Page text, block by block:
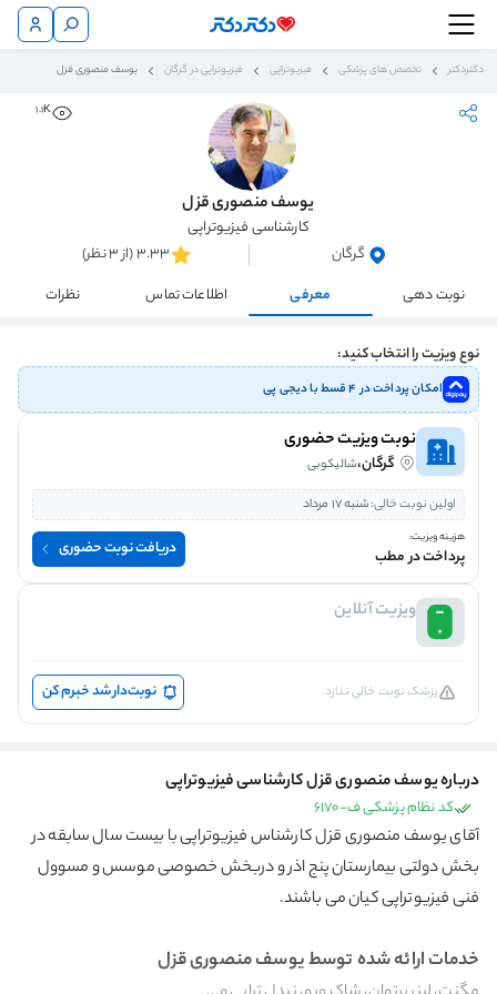
دکتردکتر تخصص های پزشکی فیزیوتراپی فیزیوتراپی در گرگان یوسف منصوری قزل
1.1K
یوسف منصوری قزل
کارشناسی فیزیوتراپی
گرگان
3.33 (از 3 نظر)
نوبت دهی
معرفی اطلاعات تماس نظرات
نوع ویزیت را انتخاب کنید:
امکان پرداخت در ۴ قسط با دیجی پی
نوبت ویزیت حضوری
گرگان،شالیکوبی
اولین نوبت خالی:شنبه 17 مرداد
هزینه ویزیت:
پرداخت در مطب دریافت نوبت حضوری
ویزیت آنلاین
پزشک نوبت خالی ندارد. نوبت‌دار شد خبرم کن
درباره یوسف منصوری قزل کارشناسی فیزیوتراپی
کد نظام پزشکی ف-6170
آقای یوسف منصوری قزل کارشناس فیزیوتراپی با بیست سال سابقه در
بخش دولتی بیمارستان پنج اذر و دربخش خصوصی موسس و مسوول
فنی فیزیوتراپی کیان می باشند.
خدمات ارائه شده توسط یوسف منصوری قزل